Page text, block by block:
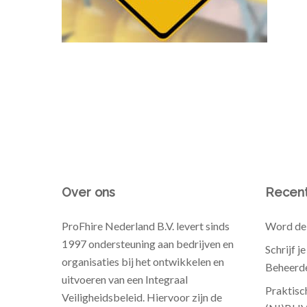
Over ons
ProFhire Nederland B.V. levert sinds
1997 ondersteuning aan bedrijven en
organisaties bij het ontwikkelen en
uitvoeren van een Integraal
Veiligheidsbeleid. Hiervoor zijn de
Word
Schrijf